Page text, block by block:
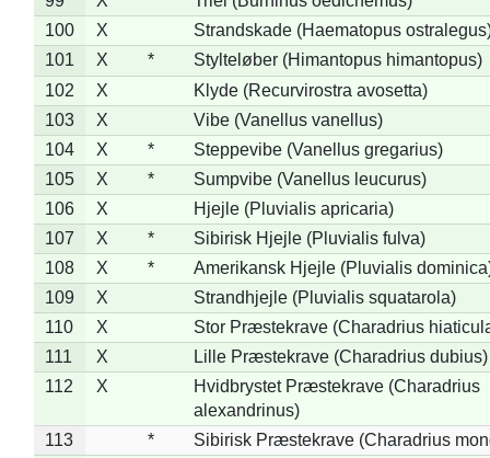
100
X
Strandskade (Haematopus
101
X *
Stylteløber (Himantopus himantopus)
102
X
Klyde (Recurvirostra avosetta)
103
X
Vibe (Vanellus vanellus)
104
X *
Steppevibe (Vanellus gregarius)
105
X *
Sumpvibe (Vanellus leucurus)
106
X
Hjejle (Pluvialis apricaria)
107
X *
Sibirisk Hjejle (Pluvialis fulva)
108
X *
Amerikansk Hjejle (Pluvialis
109
X
Strandhjejle (Pluvialis squatarola)
110
X
Stor Præstekrave (Charadrius
111
X
Lille Præstekrave (Charadrius dubius)
112
X
Hvidbrystet Præstekrave (Charadrius
alexandrinus)
113
*
Sibirisk Præstekrave (Charadrius